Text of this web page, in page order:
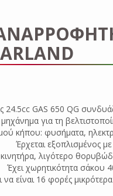
GAS 650 QG
μηχάνημα για τη
κήπου: φυσήματα,
Έρχεται εξοπλισμένος με
λιγότερο
Έχει χωρητικότητα σάκου
να είναι 16 φορές